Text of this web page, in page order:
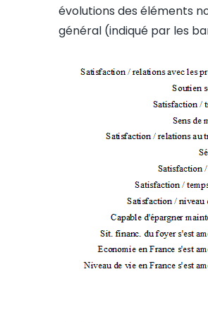
évolutions des éléments
général (indiqué par les